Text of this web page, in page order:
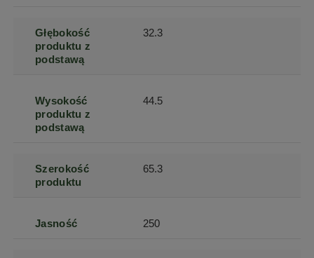
Głębokość
produktu z
podstawą
32.3
Wysokość
produktu z
podstawą
44.5
Szerokość
produktu
65.3
Jasność 250